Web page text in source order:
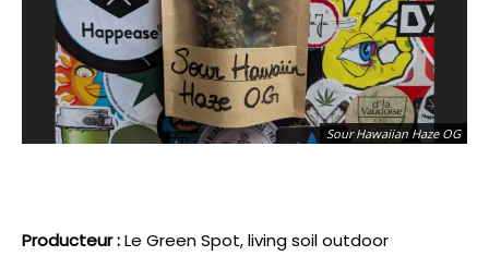
Sour Hawaiian Haze OG
Producteur :Le Green Spot, living soil outdoor